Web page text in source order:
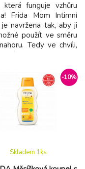
která funguje vzhůru
Frida Mom Intimní
je navržena tak, aby ji
použít ve směru
Tedy ve chvíli,
manipulace, rozlité
kolem, mokrého
a podobně. Díky
hrdlu se voda
přesně tam, kde je
- Do Frida M
-10%
Skladem 1ks